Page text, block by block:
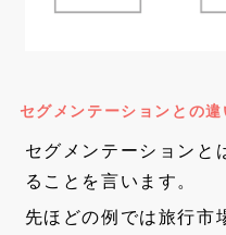
セグメンテーションとの違
セグメンテーションと
ることを言います。
先ほどの例では旅行市